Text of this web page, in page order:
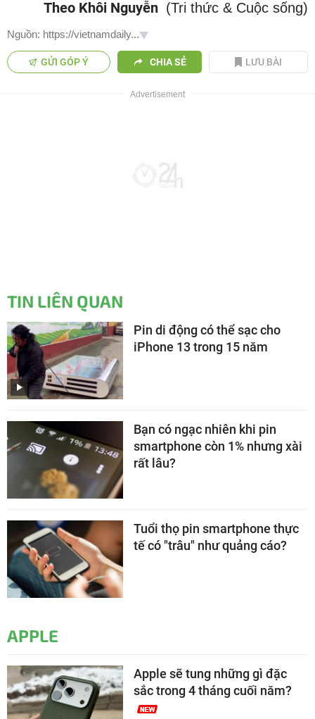
Theo Khôi Nguyễn (Tri thức & Cuộc sống)
Nguồn: https://vietnamdaily...
GỬI GÓP Ý CHIA SẺ LƯU BÀI
TIN LIÊN QUAN
Pin di động có thể sạc cho
iPhone 13 trong 15 năm
Bạn có ngạc nhiên khi pin
smartphone còn 1% nhưng xài
rất lâu?
Tuổi thọ pin smartphone thực
tế có "trâu" như quảng cáo?
APPLE
Apple sẽ tung những gì đặc
sắc trong 4 tháng cuối năm?